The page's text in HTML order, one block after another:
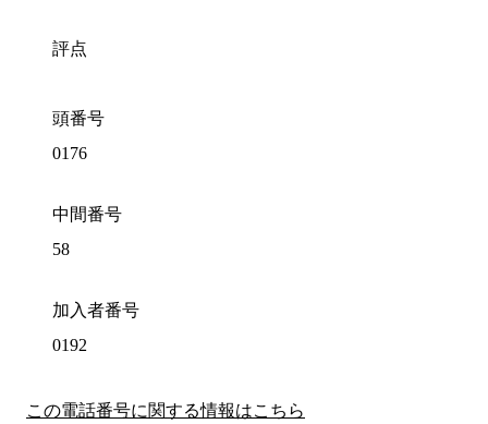
評点
頭番号
0176
中間番号
58
加入者番号
0192
この電話番号に関する情報はこちら